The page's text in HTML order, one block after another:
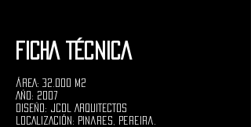
FICHA TÉCNICA
ÁREA: 32.000 M2
AÑO: 2007
DISEÑO: JCDL ARQUITECTOS
LOCALIZACIÓN: Pinares, Pereira.